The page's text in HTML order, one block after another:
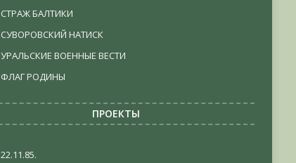
СТРАЖ БАЛТИКИ
СУВОРОВСКИЙ НАТИСК
УРАЛЬСКИЕ ВОЕННЫЕ ВЕСТИ
ФЛАГ РОДИНЫ
ПРОЕКТЫ
22.11.85.